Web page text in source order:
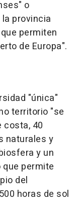
o
provincia
permiten
de Europa".
"única"
territorio "se
costa, 40
naturales y
y un
permite
del
horas de sol